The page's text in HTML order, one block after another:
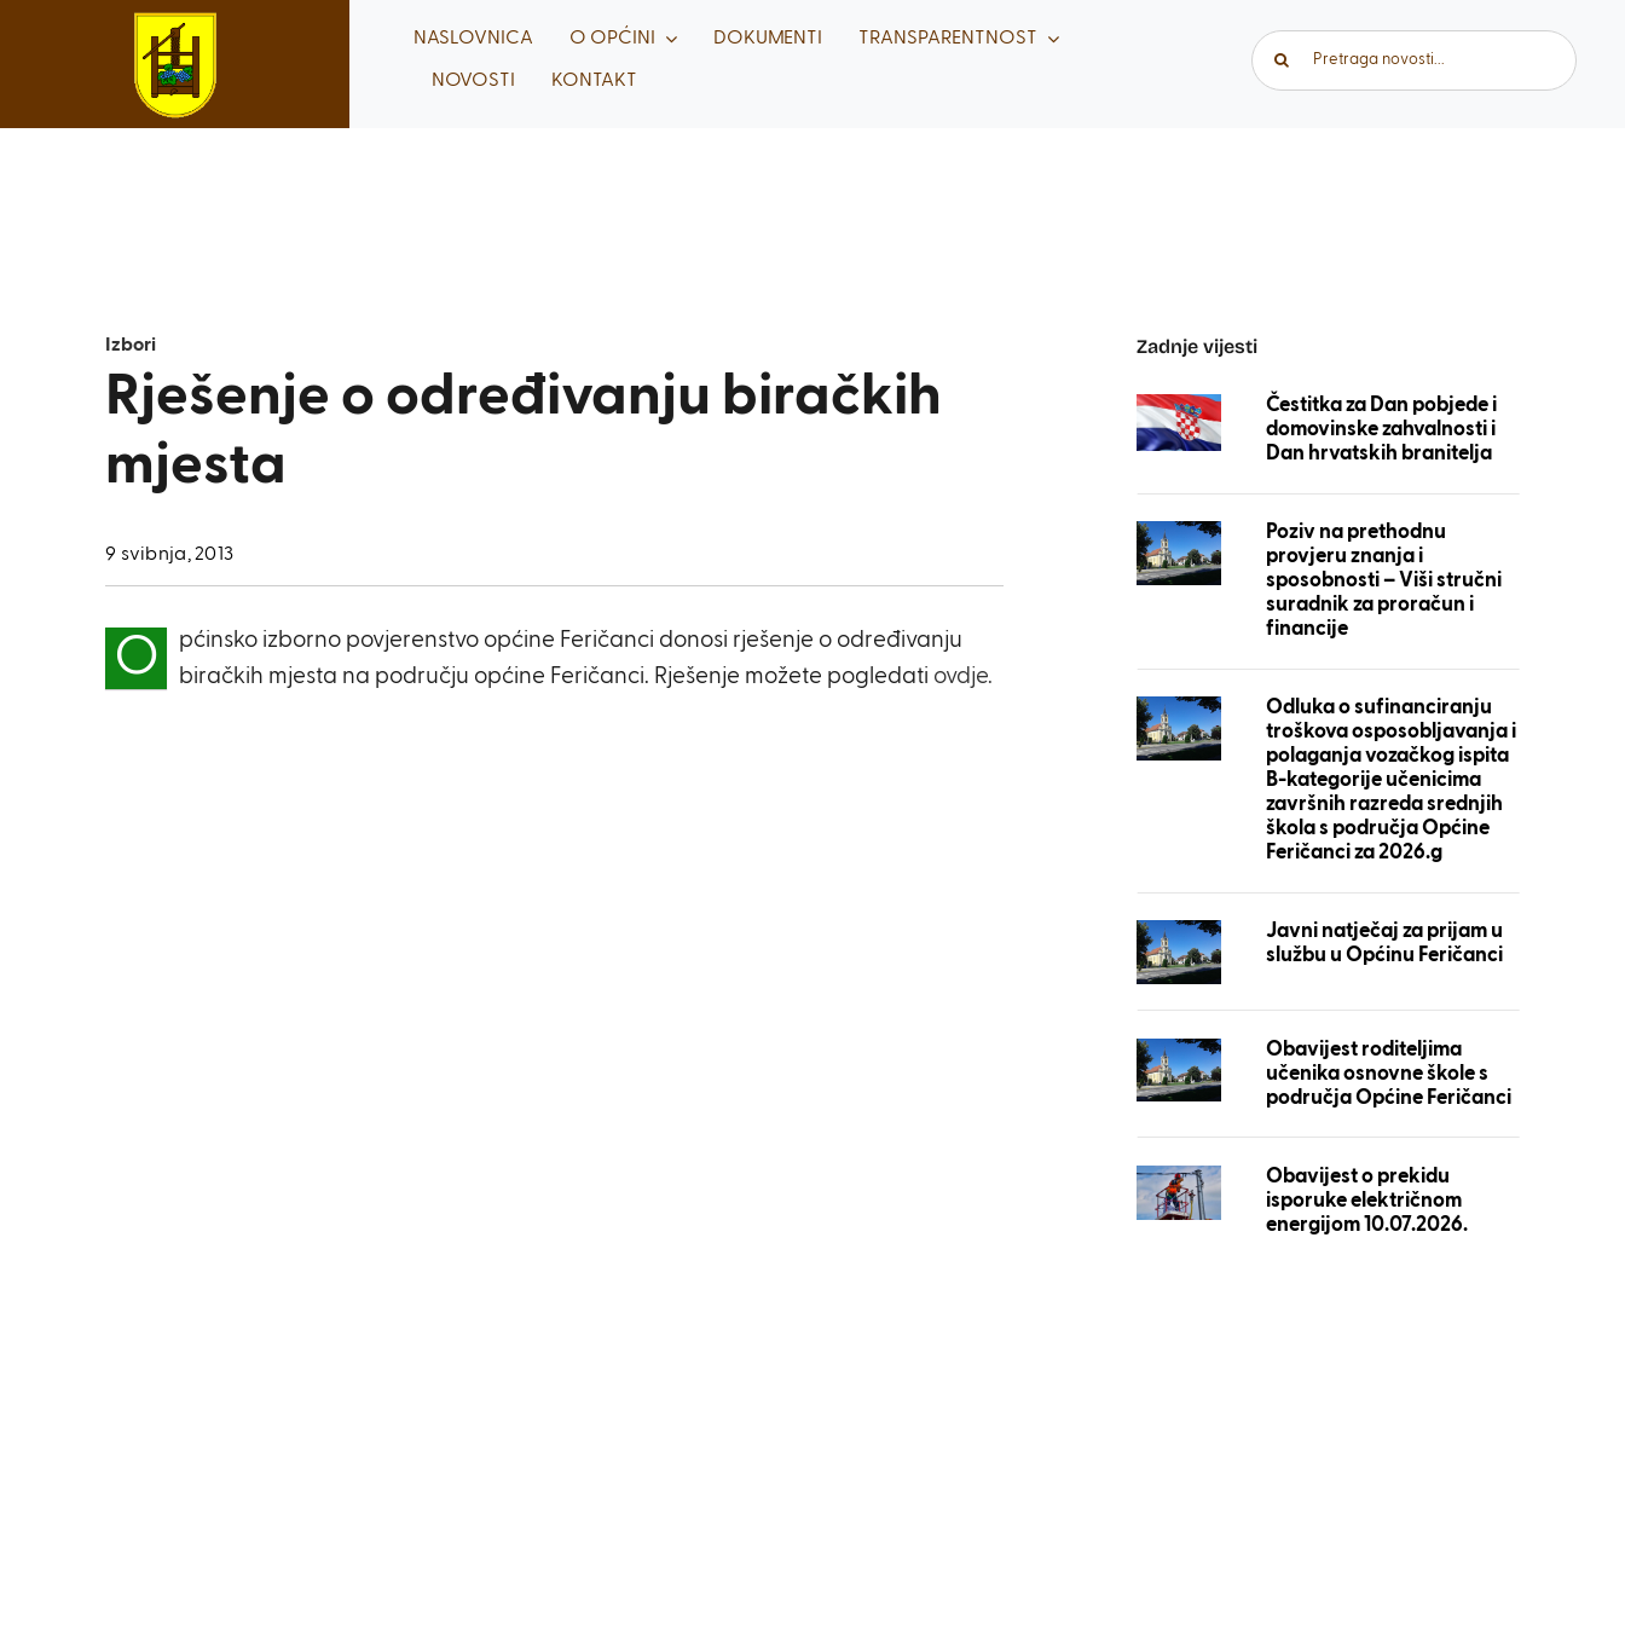
NASLOVNICA O OPĆINI DOKUMENTI TRANSPARENTNOST
NOVOSTI KONTAKT
Traži...
Izbori
Rješenje o određivanju biračkih
mjesta
9 svibnja, 2013
O
pćinsko izborno povjerenstvo općine Feričanci donosi rješenje o određivanju
biračkih mjesta na području općine Feričanci. Rješenje možete pogledati ovdje.
Zadnje vijesti
Čestitka za Dan pobjede i
domovinske zahvalnosti i
Dan hrvatskih branitelja
Poziv na prethodnu
provjeru znanja i
sposobnosti – Viši stručni
suradnik za proračun i
financije
Odluka o sufinanciranju
troškova osposobljavanja i
polaganja vozačkog ispita
B-kategorije učenicima
završnih razreda srednjih
škola s područja Općine
Feričanci za 2026.g
Javni natječaj za prijam u
službu u Općinu Feričanci
Obavijest roditeljima
učenika osnovne škole s
područja Općine Feričanci
Obavijest o prekidu
isporuke električnom
energijom 10.07.2026.